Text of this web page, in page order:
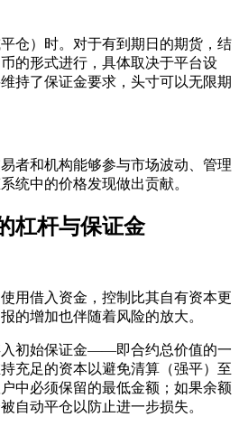
仓）时。对于有到期日的期货，结
的形式进行，具体取决于平台设
持了保证金要求，头寸可以无限期
者和机构能够参与市场波动、管理
统中的价格发现做出贡献。
杠杆与保证金
用借入资金，控制比其自有资本更
的增加也伴随着风险的放大。
初始保证金——即合约总价值的一
充足的资本以避免清算（强平）至
中必须保留的最低金额；如果余额
自动平仓以防止进一步损失。